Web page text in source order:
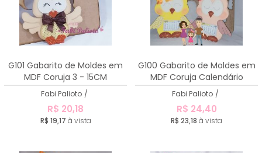
G101 Gabarito de Moldes em
MDF Coruja 3 - 15CM
Fabi Palioto /
R$ 20,18
R$ 19,17 à vista
G100 Gabarito de Moldes em
MDF Coruja Calendário
Fabi Palioto /
R$ 24,40
R$ 23,18 à vista